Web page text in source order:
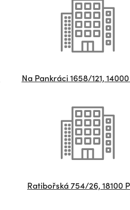
Na Pankráci 1658/121,
Ratibořská 754/26, 18100